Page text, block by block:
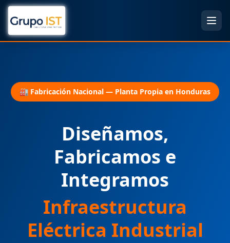
🏭 Fabricación Nacional — Planta Propia en Honduras
Diseñamos,
Fabricamos e
Integramos
Infraestructura
Eléctrica Industrial